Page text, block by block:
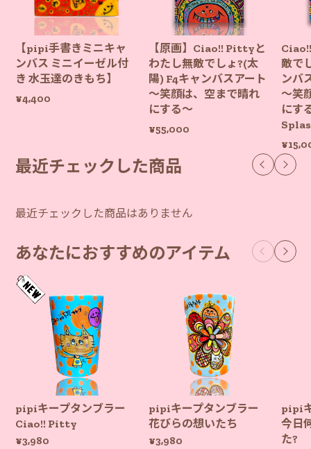
【pipi手書きミニキャ
ンバス ミニイーゼル付
き 水玉達のきもち】
¥4,400
【原画】Ciao!! Pittyと
わたし無敵でしょ?(太
陽) F4キャンバスアート
〜笑顔は、空まで晴れ
にする〜
¥55,000
敵で
ンバ
〜笑
にす
最近チェックした商品
最近チェックした商品はありません
あなたにおすすめのアイテム
pipiキープタンブラー
Ciao!! Pitty
¥3,980
pipiキープタンブラー
花びらの想いたち
¥3,980
pipi
今日
た?